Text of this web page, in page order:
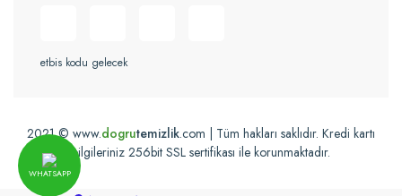
etbis kodu gelecek
2021 © www.dogrutemizlik.com | Tüm hakları saklıdır. Kredi kartı
bilgileriniz 256bit SSL sertifikası ile korunmaktadır.
WHATSAPP